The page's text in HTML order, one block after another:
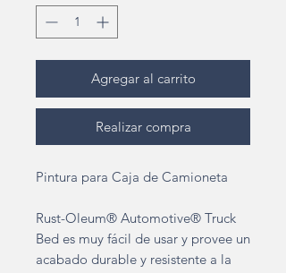
Agregar al carrito
Realizar compra
Pintura para Caja de Camioneta
Rust-Oleum® Automotive® Truck
Bed es muy fácil de usar y provee un
acabado durable y resistente a la